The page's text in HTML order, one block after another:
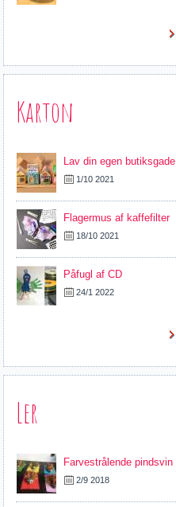
Karton
Lav din egen butiksgade
1/10 2021
Flagermus af kaffefilter
18/10 2021
Påfugl af CD
24/1 2022
Ler
Farvestrålende pindsvin
2/9 2018